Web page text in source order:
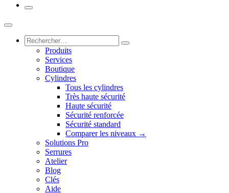
Produits
Services
Boutique
Cylindres
Tous les cylindres
Très haute sécurité
Haute sécurité
Sécurité renforcée
Sécurité standard
Comparer les niveaux →
Solutions Pro
Serrures
Atelier
Blog
Clés
Aide